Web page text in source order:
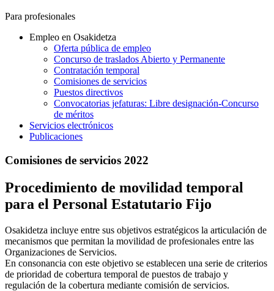
Para profesionales
Empleo en Osakidetza
Oferta pública de empleo
Concurso de traslados Abierto y Permanente
Contratación temporal
Comisiones de servicios
Puestos directivos
Convocatorias jefaturas: Libre designación-Concurso
de méritos
Servicios electrónicos
Publicaciones
Comisiones de servicios 2022
Procedimiento de movilidad temporal
para el Personal Estatutario Fijo
Osakidetza incluye entre sus objetivos estratégicos la articulación de
mecanismos que permitan la movilidad de profesionales entre las
Organizaciones de Servicios.
En consonancia con este objetivo se establecen una serie de criterios
de prioridad de cobertura temporal de puestos de trabajo y
regulación de la cobertura mediante comisión de servicios.